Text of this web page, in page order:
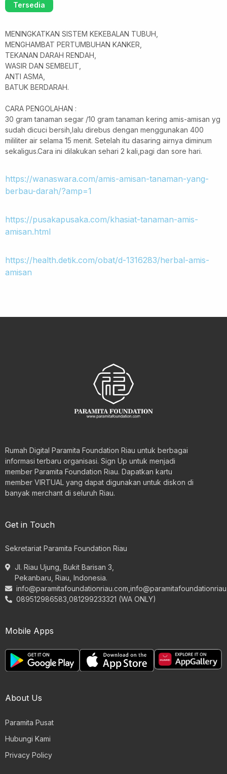
Tersedia
MENINGKATKAN SISTEM KEKEBALAN TUBUH,
MENGHAMBAT PERTUMBUHAN KANKER,
TEKANAN DARAH RENDAH,
WASIR DAN SEMBELIT,
ANTI ASMA,
BATUK BERDARAH.
CARA PENGOLAHAN :
30 gram tanaman segar /10 gram tanaman kering amis-amisan yg
sudah dicuci bersih,lalu direbus dengan menggunakan 400
mililiter air selama 15 menit. Setelah itu dasaring airnya diminum
sekaligus.Cara ini dilakukan sehari 2 kali,pagi dan sore hari.
https://wanaswara.com/amis-amisan-tanaman-yang-
berbau-darah/?amp=1
https://pusakapusaka.com/khasiat-tanaman-amis-
amisan.html
https://health.detik.com/obat/d-1316283/herbal-amis-
amisan
Rumah Digital Paramita Foundation Riau untuk berbagai
informasi terbaru organisasi. Sign Up untuk menjadi
member Paramita Foundation Riau. Dapatkan kartu
member VIRTUAL yang dapat digunakan untuk diskon di
banyak merchant di seluruh Riau.
Get in Touch
Sekretariat Paramita Foundation Riau
Jl. Riau Ujung, Bukit Barisan 3,
Pekanbaru, Riau, Indonesia.
info@paramitafoundationriau.com
089512986583,081299233321 (WA ONLY)
Mobile Apps
About Us
Paramita Pusat
Hubungi Kami
Privacy Policy